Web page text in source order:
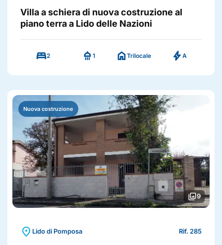
Villa a schiera di nuova costruzione al
piano terra a Lido delle Nazioni
bed2 shower 1 homeTrilocale boltA
Nuova costruzione
photo_library9
location_on Lido di Pomposa Rif. 285